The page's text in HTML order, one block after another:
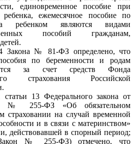
единовременное пособие при
ежемесячное пособие по
ребенком являются видами
пособий гражданам,
Закона № 81-ФЗ определено, что
по беременности и родам
за счет средств Фонда
страхования Российской
13 Федерального закона от
№ 255-ФЗ «Об обязательном
страховании на случай временной
и в связи с материнством»
действовавшей в спорный период;
№ 255-ФЗ) отмечено, что